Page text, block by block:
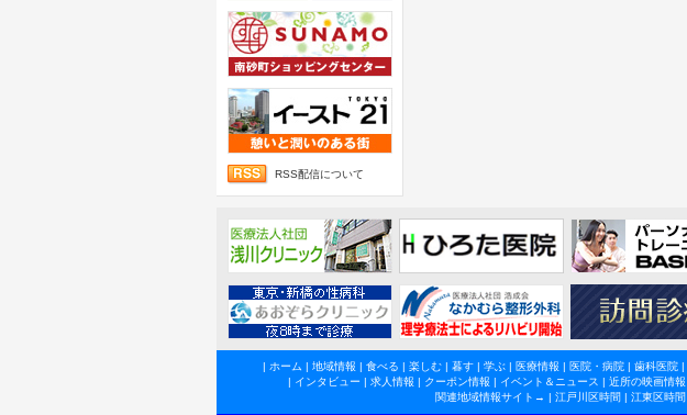
RSS配信について
| ホーム | 地域情報 | 食べる | 楽しむ| 暮す| 学ぶ| 医療情報 | 医院・病院| 歯科医院|
| インタビュー | 求人情報 | クーポン情報 | イベント＆ニュース | 近所の映画情報
関連地域情報サイト→ | 江戸川区時間 | 江東区時間